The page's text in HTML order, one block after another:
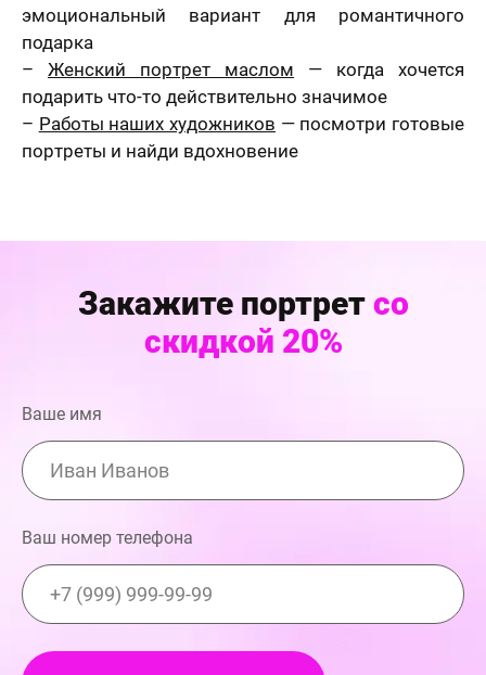
эмоциональный вариант для романтичного
подарка
– Женский портрет маслом — когда хочется
подарить что-то действительно значимое
– Работы наших художников — посмотри готовые
портреты и найди вдохновение
Закажите портрет со
скидкой 20%
Ваше имя
Ваш номер телефона